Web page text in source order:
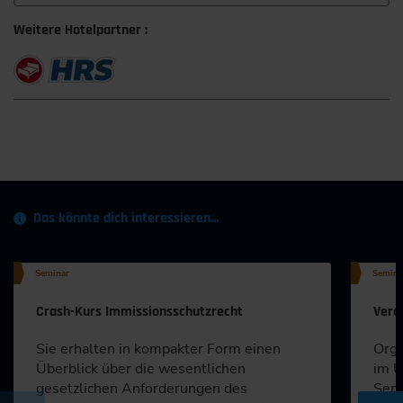
Weitere Hotelpartner :
Das könnte dich interessieren…
Seminar
Crash-Kurs Immissionsschutzrecht
Sie erhalten in kompakter Form einen
Überblick über die wesentlichen
gesetzlichen Anforderungen des
im